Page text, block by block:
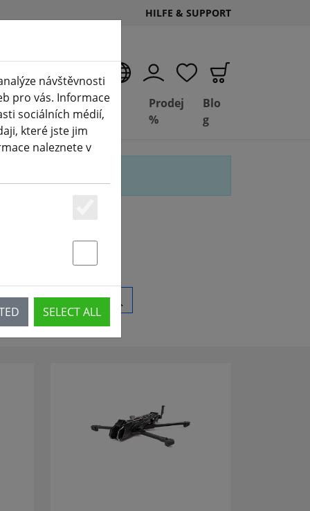
HILFE & SUPPORT
Seite)
Deal
Depot
Basil
FPV
Prodej
%
Blo
g
návštěvnosti
pro vás. Informace
sociálních médií,
které jste jim
naleznete v
SELECT ALL